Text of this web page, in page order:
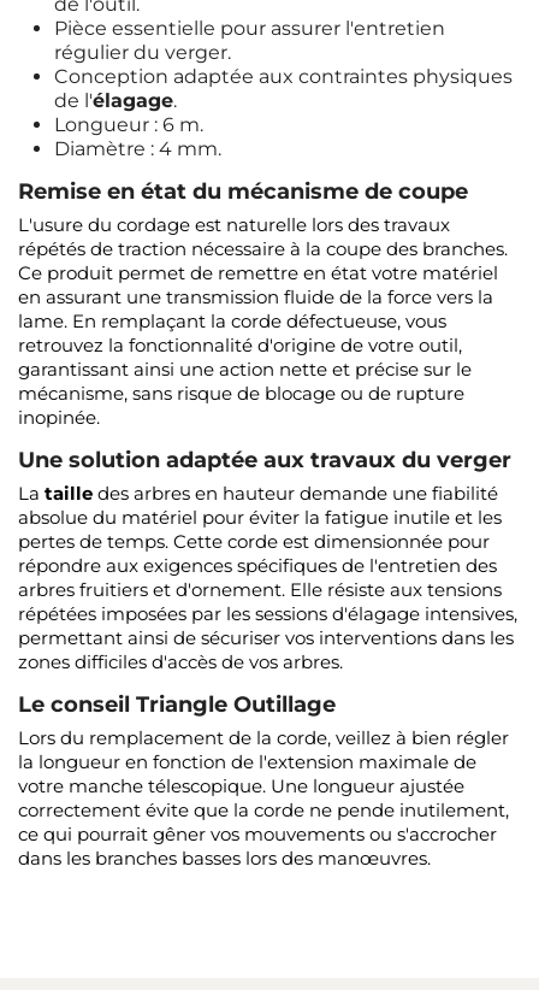
Pièce essentielle pour assurer l'entretien
régulier du verger.
Conception adaptée aux contraintes physiques
de l'élagage.
Longueur : 6 m.
Diamètre : 4 mm.
Remise en état du mécanisme de coupe
L'usure du cordage est naturelle lors des travaux
répétés de traction nécessaire à la coupe des branches.
Ce produit permet de remettre en état votre matériel
en assurant une transmission fluide de la force vers la
lame. En remplaçant la corde défectueuse, vous
retrouvez la fonctionnalité d'origine de votre outil,
garantissant ainsi une action nette et précise sur le
mécanisme, sans risque de blocage ou de rupture
inopinée.
Une solution adaptée aux travaux du verger
La taille des arbres en hauteur demande une fiabilité
absolue du matériel pour éviter la fatigue inutile et les
pertes de temps. Cette corde est dimensionnée pour
répondre aux exigences spécifiques de l'entretien des
arbres fruitiers et d'ornement. Elle résiste aux tensions
répétées imposées par les sessions d'élagage intensives,
permettant ainsi de sécuriser vos interventions dans les
zones difficiles d'accès de vos arbres.
Le conseil Triangle Outillage
Lors du remplacement de la corde, veillez à bien régler
la longueur en fonction de l'extension maximale de
votre manche télescopique. Une longueur ajustée
correctement évite que la corde ne pende inutilement,
ce qui pourrait gêner vos mouvements ou s'accrocher
dans les branches basses lors des manœuvres.